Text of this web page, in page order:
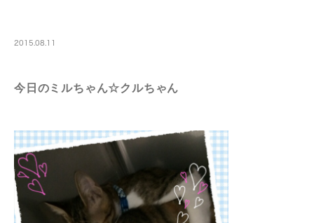
2015.08.11
今日のミルちゃん☆クルちゃん